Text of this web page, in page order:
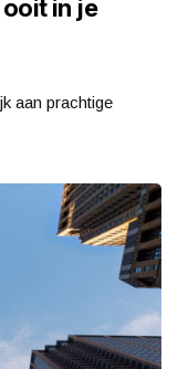
in je
aan prachtige